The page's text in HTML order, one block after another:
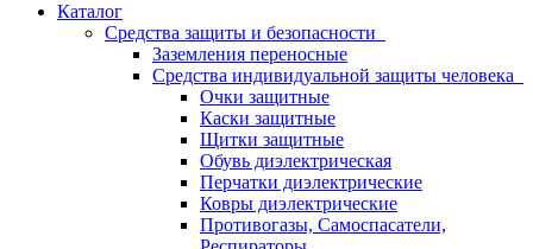
Каталог
Средства защиты и безопасности
Заземления переносные
Средства индивидуальной защиты человека
Очки защитные
Каски защитные
Щитки защитные
Обувь диэлектрическая
Перчатки диэлектрические
Ковры диэлектрические
Противогазы, Самоспасатели,